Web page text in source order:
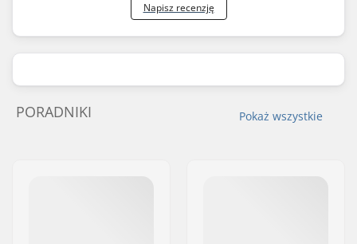
Napisz recenzję
Pokaż wszystkie
PORADNIKI